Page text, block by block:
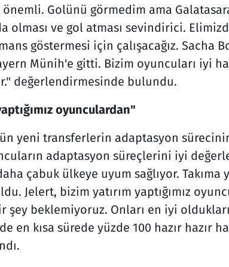
Golünü görmedim ama
olması ve gol atması sevindirici.
göstermesi için çalışacağız. Sacha
Münih'e gitti. Bizim oyuncuları iyi
değerlendirmesinde bulundu.
oyunculardan"
yeni transferlerin adaptasyon
adaptasyon süreçlerini iyi
çabuk ülkeye uyum sağlıyor.
Jelert, bizim yatırım yaptığımız
şey beklemiyoruz. Onları en iyi
en kısa sürede yüzde 100 hazır hazır